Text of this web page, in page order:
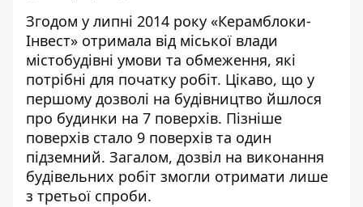
Згодом у липні 2014 року «Керамблоки-
Інвест» отримала від міської влади
містобудівні умови та обмеження, які
потрібні для початку робіт. Цікаво, що у
першому дозволі на будівництво йшлося
про будинки на 7 поверхів. Пізніше
поверхів стало 9 поверхів та один
підземний. Загалом, дозвіл на виконання
будівельних робіт змогли отримати лише
з третьої спроби.